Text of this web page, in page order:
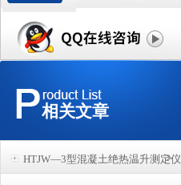
相关文章
HTJW—3型混凝土绝热温升测定仪